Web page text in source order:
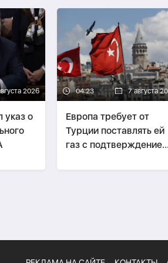
2026
указ о
04:23 7 августа
Европа требует от
Турции поставлять ей
газ с подтверждением